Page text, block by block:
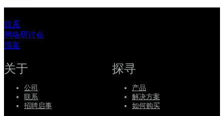
联系
网络研讨会
博客
关于
公司
联系
招聘启事
探寻
产品
解决方案
如何购买